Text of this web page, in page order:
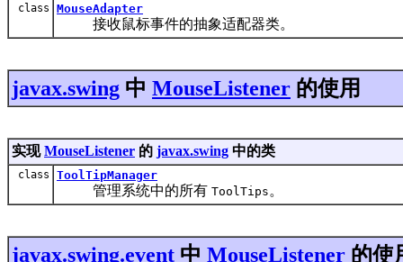
class MouseAdapter
接收鼠标事件的抽象适配器类。
javax.swing 中 MouseListener 的使用
实现MouseListener 的 javax.swing 中的类
class ToolTipManager
管理系统中的所有 ToolTips 。
javax.swing.event 中 MouseListener 的使